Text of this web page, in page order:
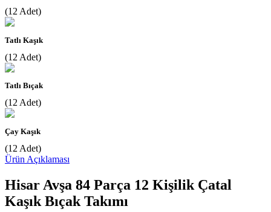
(12 Adet)
Tatlı Kaşık
(12 Adet)
Tatlı Bıçak
(12 Adet)
Çay Kaşık
(12 Adet)
Ürün Açıklaması
Hisar Avşa 84 Parça 12 Kişilik Çatal
Kaşık Bıçak Takımı